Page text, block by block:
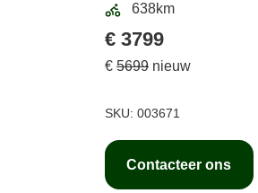
638km
€ 3799
€ 5699 nieuw
SKU: 003671
Contacteer ons